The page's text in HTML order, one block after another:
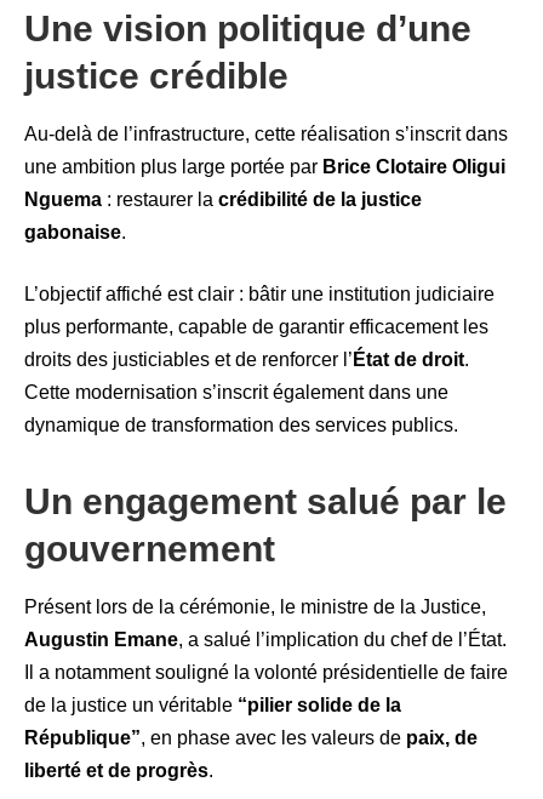
Une vision politique d’une
justice crédible
Au-delà de l’infrastructure, cette réalisation s’inscrit dans
une ambition plus large portée par Brice Clotaire Oligui
Nguema : restaurer la crédibilité de la justice
gabonaise.
L’objectif affiché est clair : bâtir une institution judiciaire
plus performante, capable de garantir efficacement les
droits des justiciables et de renforcer l’ État de droit.
Cette modernisation s’inscrit également dans une
dynamique de transformation des services publics.
Un engagement salué par le
gouvernement
Présent lors de la cérémonie, le ministre de la Justice,
Augustin Emane, a salué l’implication du chef de l’État.
Il a notamment souligné la volonté présidentielle de faire
de la justice un véritable “pilier solide de la
République”, en phase avec les valeurs de paix, de
liberté et de progrès.